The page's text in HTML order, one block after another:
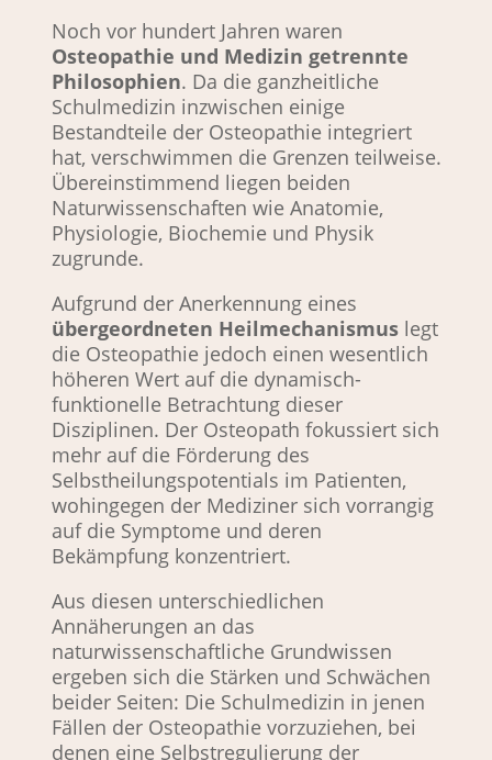
Osteopathie und Medizin getrennte
Philosophien. Da die ganzheitliche
Schulmedizin inzwischen einige
Bestandteile der Osteopathie integriert
hat, verschwimmen die Grenzen teilweise.
Übereinstimmend liegen beiden
Naturwissenschaften wie Anatomie,
Physiologie, Biochemie und Physik
zugrunde.
übergeordneten Heilmechanismus legt
die Osteopathie jedoch einen wesentlich
höheren Wert auf die dynamisch-
funktionelle Betrachtung dieser
Disziplinen. Der Osteopath fokussiert sich
mehr auf die Förderung des
Selbstheilungspotentials im Patienten,
wohingegen der Mediziner sich vorrangig
auf die Symptome und deren
Bekämpfung konzentriert.
Aus diesen unterschiedlichen
Annäherungen an das
naturwissenschaftliche Grundwissen
ergeben sich die Stärken und Schwächen
beider Seiten: Die Schulmedizin in jenen
Fällen der Osteopathie vorzuziehen, bei
denen eine Selbstregulierung der